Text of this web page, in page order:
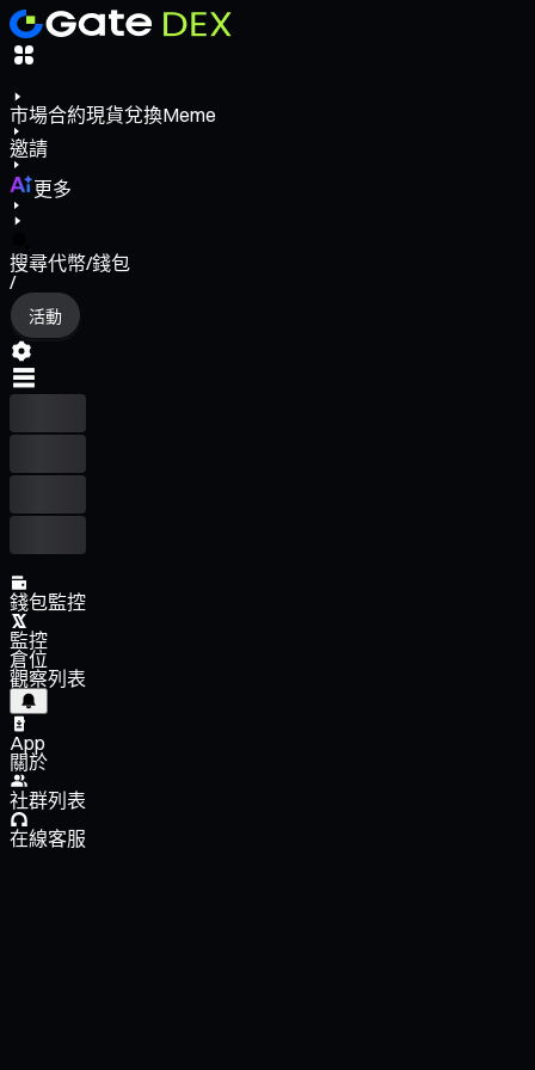
市場合約現貨兌換Meme
邀請
更多
搜尋代幣/錢包
/
活動
錢包監控
監控
倉位
觀察列表
App
關於
社群列表
在線客服